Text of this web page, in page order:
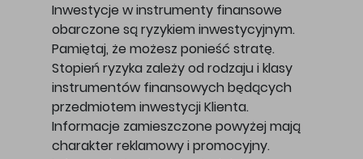
Inwestycje w instrumenty finansowe
obarczone są ryzykiem inwestycyjnym.
Pamiętaj, że możesz ponieść stratę.
Stopień ryzyka zależy od rodzaju i klasy
instrumentów finansowych będących
przedmiotem inwestycji Klienta.
Informacje zamieszczone powyżej mają
charakter reklamowy i promocyjny.